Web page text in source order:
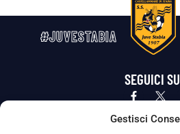
Gestisci
#JUVESTABIA
SEGUICI
Privacy Policy Cookie Policy